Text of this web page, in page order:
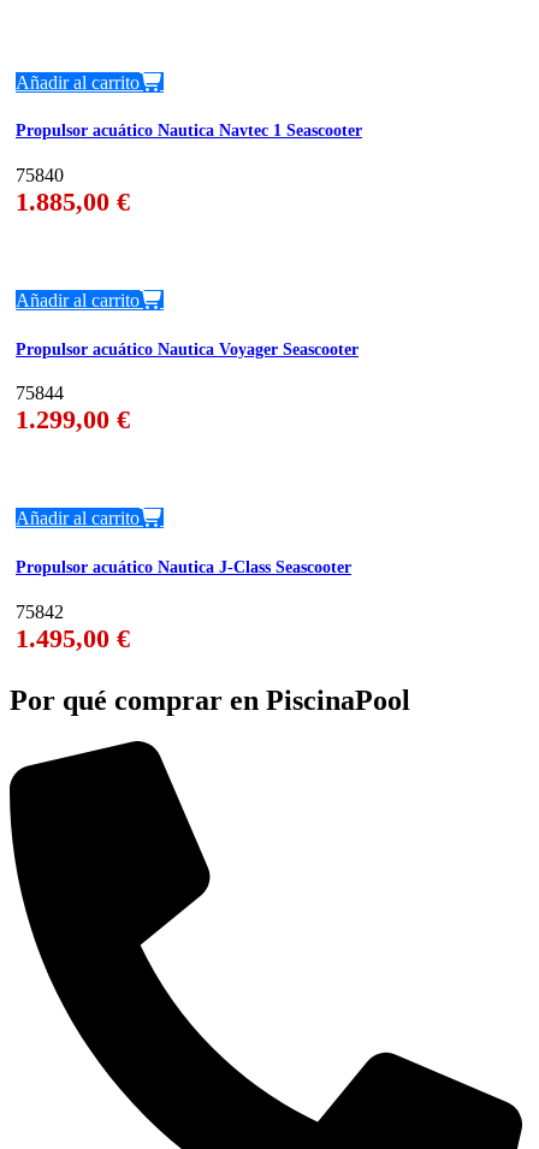
Añadir al carrito
Propulsor acuático Nautica Navtec 1 Seascooter
75840
1.885,00 €
Añadir al carrito
Propulsor acuático Nautica Voyager Seascooter
75844
1.299,00 €
Añadir al carrito
Propulsor acuático Nautica J-Class Seascooter
75842
1.495,00 €
Por qué comprar en PiscinaPool